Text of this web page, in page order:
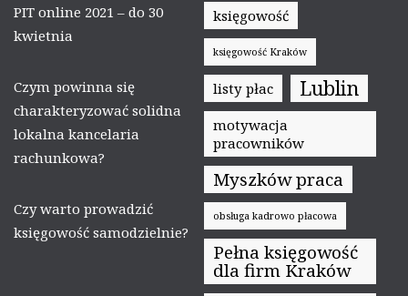
PIT online 2021 – do 30
kwietnia
Czym powinna się
charakteryzować solidna
lokalna kancelaria
rachunkowa?
Czy warto prowadzić
księgowość samodzielnie?
księgowość
księgowość Kraków
listy płac Lublin
motywacja
pracowników
Myszków praca
obsługa kadrowo płacowa
Pełna księgowość
dla firm Kraków